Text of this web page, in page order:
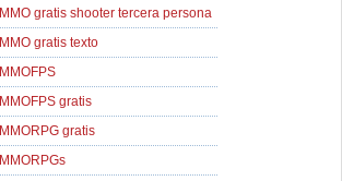
MMO gratis shooter tercera persona
MMO gratis texto
MMOFPS
MMOFPS gratis
MMORPG gratis
MMORPGs